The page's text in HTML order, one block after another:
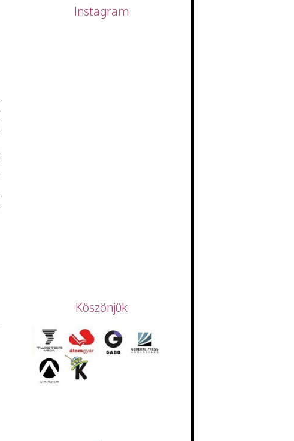
Instagram
Köszönjük